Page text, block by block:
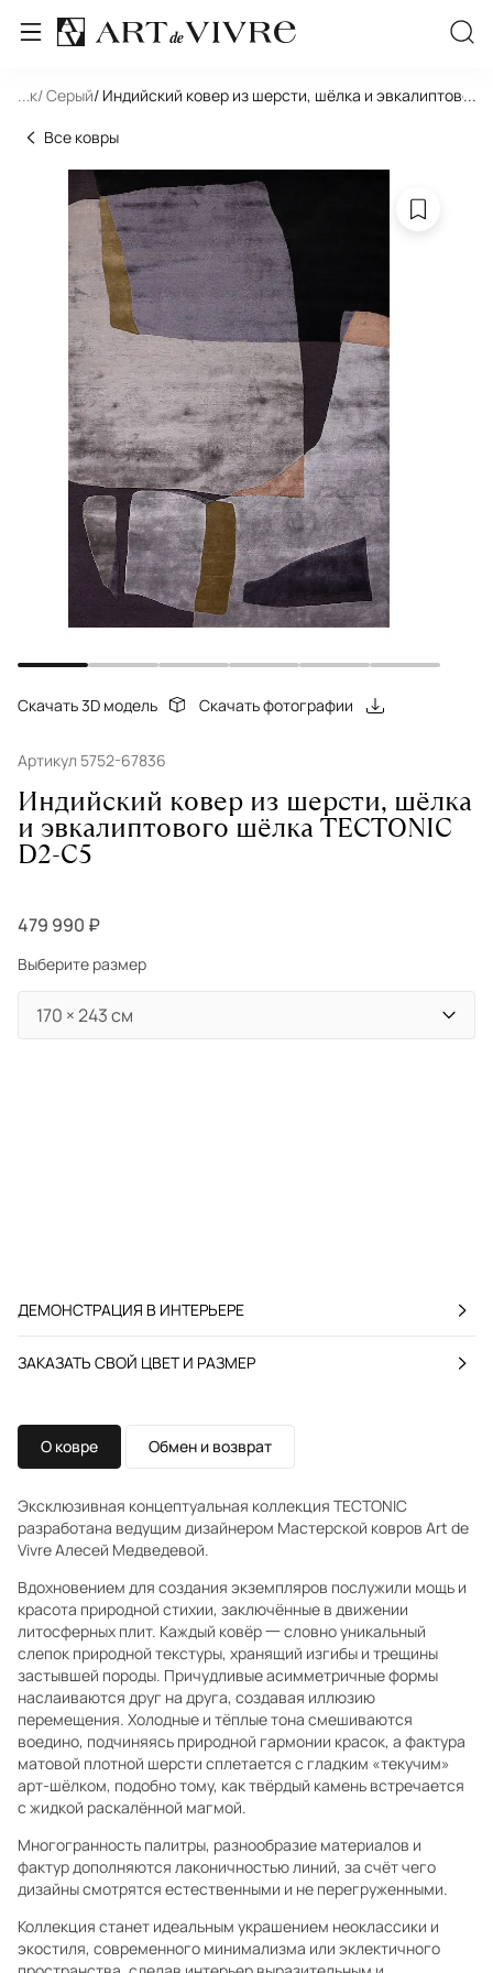
... / Серый/ Индийский ковер из шерсти, шёлка и эвкалиптового
...
Все ковры
Скачать 3D модель Скачать фотографии
Артикул 5752-67836
Индийский ковер из шерсти, шёлка
и эвкалиптового шёлка TECTONIC
D2-C5
479 990 ₽
Выберите размер
ДЕМОНСТРАЦИЯ В ИНТЕРЬЕРЕ
ЗАКАЗАТЬ СВОЙ ЦВЕТ И РАЗМЕР
О ковре Обмен и возврат
Эксклюзивная концептуальная коллекция TECTONIC
разработана ведущим дизайнером Мастерской ковров Art de
Vivre Алесей Медведевой.
Вдохновением для создания экземпляров послужили мощь и
красота природной стихии, заключённые в движении
литосферных плит. Каждый ковёр 一 словно уникальный
слепок природной текстуры, хранящий изгибы и трещины
застывшей породы. Причудливые асимметричные формы
наслаиваются друг на друга, создавая иллюзию
перемещения. Холодные и тёплые тона смешиваются
воедино, подчиняясь природной гармонии красок, а фактура
матовой плотной шерсти сплетается с гладким «текучим»
арт-шёлком, подобно тому, как твёрдый камень встречается
с жидкой раскалённой магмой.
Многогранность палитры, разнообразие материалов и
фактур дополняются лаконичностью линий, за счёт чего
дизайны смотрятся естественными и не перегруженными.
Коллекция станет идеальным украшением неоклассики и
экостиля, современного минимализма или эклектичного